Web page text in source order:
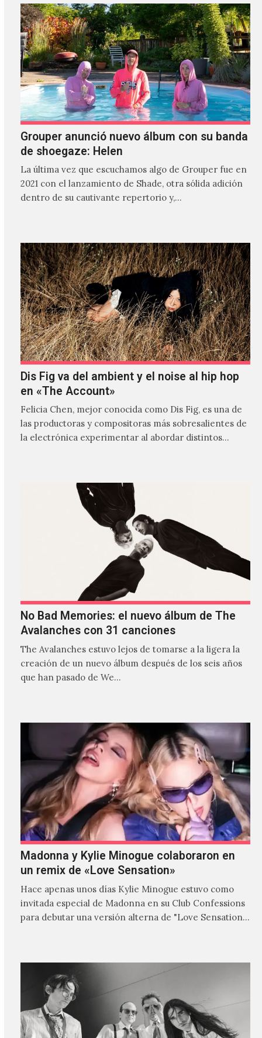
Grouper anunció nuevo álbum con su banda
de shoegaze: Helen
La última vez que escuchamos algo de Grouper fue en
2021 con el lanzamiento de Shade, otra sólida adición
dentro de su cautivante repertorio y,…
Dis Fig va del ambient y el noise al hip hop
en «The Account»
Felicia Chen, mejor conocida como Dis Fig, es una de
las productoras y compositoras más sobresalientes de
la electrónica experimentar al abordar distintos
No Bad Memories: el nuevo álbum de The
Avalanches con 31 canciones
The Avalanches estuvo lejos de tomarse a la ligera la
creación de un nuevo álbum después de los seis años
que han pasado de We…
Madonna y Kylie Minogue colaboraron en
un remix de «Love Sensation»
Hace apenas unos días Kylie Minogue estuvo como
invitada especial de Madonna en su Club Confessions
para debutar una versión alterna de "Love Sensation",